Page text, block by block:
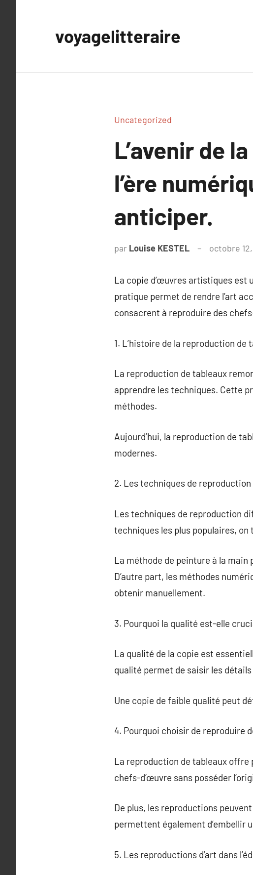
voyagelitteraire
Uncategorized
L’avenir de
l’ère
anticiper.
par Louise KESTEL octobre
La copie d’œuvres artistiques est
pratique permet de rendre l’art
consacrent à reproduire des
1. L’histoire de la reproduction de
La reproduction de tableaux
apprendre les techniques. Cette
méthodes.
Aujourd’hui, la reproduction de
modernes.
2. Les techniques de
Les techniques de reproduction
techniques les plus populaires,
La méthode de peinture à la
D’autre part, les méthodes
obtenir manuellement.
3. Pourquoi la qualité est-elle
La qualité de la copie est
qualité permet de saisir les
Une copie de faible qualité peut
4. Pourquoi choisir de reproduire
La reproduction de tableaux offre
chefs-d’œuvre sans posséder
De plus, les reproductions
permettent également d’embellir
5. Les reproductions d’art dans